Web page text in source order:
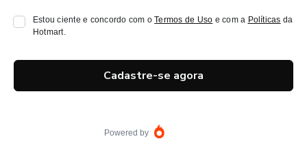
Estou ciente e concordo com oTermos de Uso e com a Políticas da
Hotmart.
Cadastre-se agora
Powered by